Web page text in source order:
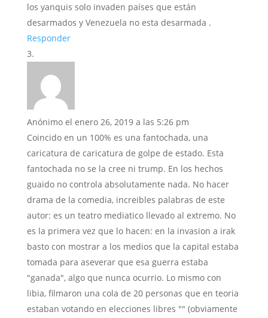
los yanquis solo invaden países que están
desarmados y Venezuela no esta desarmada .
Responder
Anónimo el enero 26, 2019 a las 5:26 pm
Coincido en un 100% es una fantochada, una
caricatura de caricatura de golpe de estado. Esta
fantochada no se la cree ni trump. En los hechos
guaido no controla absolutamente nada. No hacer
drama de la comedia, increibles palabras de este
autor: es un teatro mediatico llevado al extremo. No
es la primera vez que lo hacen: en la invasion a irak
basto con mostrar a los medios que la capital estaba
tomada para aseverar que esa guerra estaba
"ganada", algo que nunca ocurrio. Lo mismo con
libia, filmaron una cola de 20 personas que en teoria
estaban votando en elecciones libres "" (obviamente